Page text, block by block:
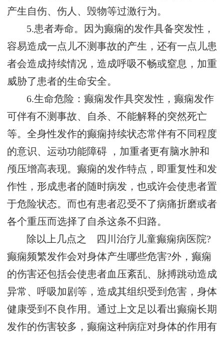
产生自伤、伤人、毁物等过激行为。
5.患者寿命。因为癫痫的发作具备突发性，
容易造成一点儿不测事故的产生，还有一点儿患
者会造成持续情况，造成呼吸不畅或窒息，加重
威胁了患者的生命安全。
6.生命危险：癫痫发作具突发性，癫痫发作
可伴有不测事故、自杀、不能解释的突然死亡
等。全身性发作的癫痫持续状态常伴有不同程度
的意识、运动功能障碍 ，加重者更有脑水肿和
颅压增高表现。癫痫的发作特点，即重复性和发
作性，形成患者的随时病发，也或许会使患者置
于危险状态。而也有患者忍受不了病痛折磨或者
各个重压而选择了自杀这条不归路。
除以上几点之 四川治疗儿童癫痫病医院?
癫痫频繁发作会对身体产生哪些危害?外，癫痫
的伤害还包括会使患者血压紊乱、脉搏跳动造成
异常、呼吸加剧等，造成其组织受到危害，身体
健康受到不良作用。通过上文足以看出癫痫长期
发作的伤害较多，癫痫这种病症对身体的作用有